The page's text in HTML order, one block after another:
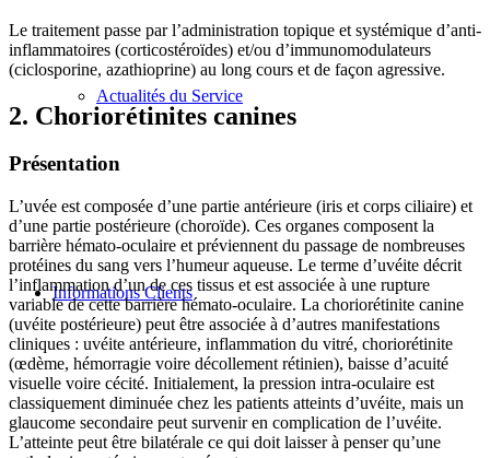
Actualités du Service
Informations Clients
Le traitement passe par l’administration topique et systémique d’anti-
inflammatoires (corticostéroïdes) et/ou d’immunomodulateurs
(ciclosporine, azathioprine) au long cours et de façon agressive.
2. Choriorétinites canines
Présentation
L’uvée est composée d’une partie antérieure (iris et corps ciliaire) et
d’une partie postérieure (choroïde). Ces organes composent la
barrière hémato-oculaire et préviennent du passage de nombreuses
protéines du sang vers l’humeur aqueuse. Le terme d’uvéite décrit
l’inflammation d’un de ces tissus et est associée à une rupture
variable de cette barrière hémato-oculaire. La choriorétinite canine
(uvéite postérieure) peut être associée à d’autres manifestations
cliniques : uvéite antérieure, inflammation du vitré, choriorétinite
(œdème, hémorragie voire décollement rétinien), baisse d’acuité
visuelle voire cécité. Initialement, la pression intra-oculaire est
classiquement diminuée chez les patients atteints d’uvéite, mais un
glaucome secondaire peut survenir en complication de l’uvéite.
L’atteinte peut être bilatérale ce qui doit laisser à penser qu’une